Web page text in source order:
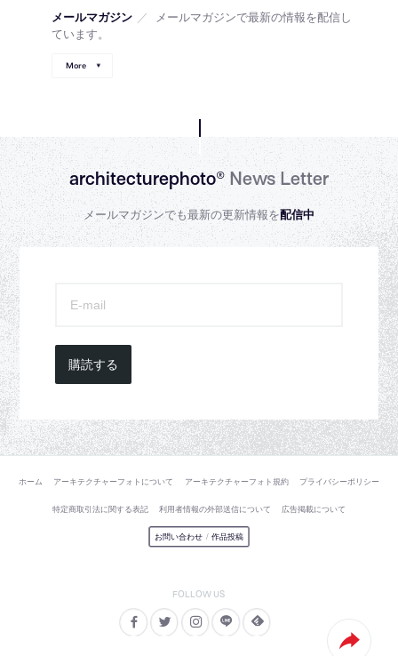
メールマガジン ／
メールマガジンで最新の情報を配信し
ています。
More
architecturephoto®News Letter
メールマガジンでも最新の更新情報を配信中
購読する
ホーム アーキテクチャーフォトについて アーキテクチャーフォト規約 プライバシーポリシー
特定商取引法に関する表記 利用者情報の外部送信について 広告掲載について
お問い合わせ / 作品投稿